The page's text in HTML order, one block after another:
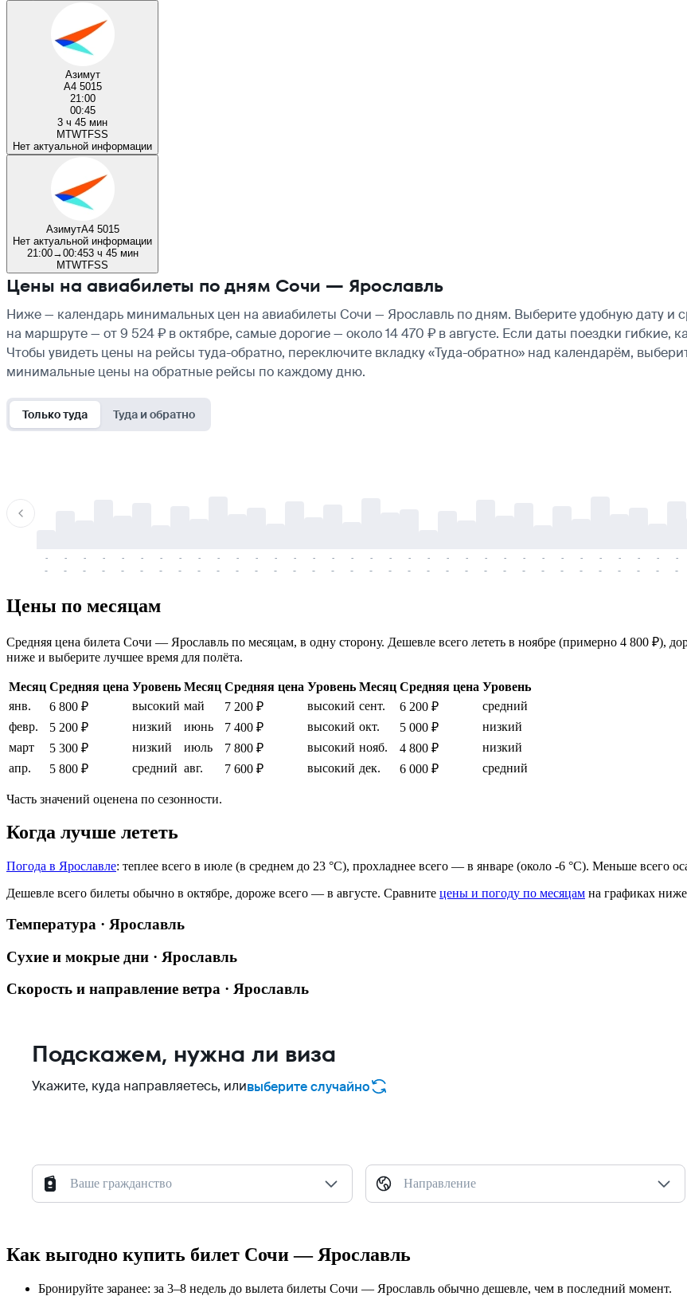
Азимут
A4 5015
21:00
00:45
3 ч 45 мин
MTWTFSS
Нет актуальной информации
АзимутA4 5015
Нет актуальной информации
21:00→00:453 ч 45 мин
MTWTFSS
Цены на авиабилеты по дням Сочи — Ярославль
Ниже — календарь минимальных цен на авиабилеты Сочи — Ярославль по дням. Выберите удобную дату и
на маршруте — от 9 524 ₽ в октябре, самые дорогие — около 14 470 ₽ в августе. Если даты поездки
Чтобы увидеть цены на рейсы туда-обратно, переключите вкладку «Туда-обратно» над календарём,
минимальные цены на обратные рейсы по каждому дню.
Только туда Туда и обратно
-
-
-
-
-
-
-
-
-
-
-
-
-
-
-
-
-
-
-
-
-
-
-
-
-
-
-
-
-
-
-
-
-
-
-
-
-
-
-
-
-
-
-
-
-
-
-
-
-
-
-
-
-
-
-
-
-
-
-
-
-
-
-
-
-
-
-
-
Цены по месяцам
Средняя цена билета Сочи — Ярославль по месяцам, в одну сторону. Дешевле всего лететь в ноябре (примерно 4 800 ₽),
ниже и выберите лучшее время для полёта.
Месяц Средняя цена Уровень Месяц Средняя цена Уровень Месяц Средняя цена Уровень
янв.
6 800 ₽ высокий май 7 200 ₽ высокий сент. 6 200 ₽
средний
февр.
5 200 ₽ низкий июнь 7 400 ₽ высокий окт. 5 000 ₽
низкий
март
5 300 ₽ низкий июль 7 800 ₽ высокий нояб. 4 800 ₽
низкий
апр.
5 800 ₽ средний авг. 7 600 ₽ высокий дек. 6 000 ₽ средний
Часть значений оценена по сезонности.
Когда лучше лететь
Погода в Ярославле: теплее всего в июле (в среднем до 23 °C), прохладнее всего — в январе (около -6 °C). Меньше всего
Дешевле всего билеты обычно в октябре, дороже всего — в августе. Сравните цены и погоду по месяцам на графиках
Температура · Ярославль
Сухие и мокрые дни · Ярославль
Скорость и направление ветра · Ярославль
Подскажем, нужна ли виза
Укажите, куда направляетесь, иливыберите случайно
Ваше гражданство Направление
Как выгодно купить билет Сочи — Ярославль
Бронируйте заранее: за 3–8 недель до вылета билеты Сочи — Ярославль обычно дешевле, чем в последний момент.